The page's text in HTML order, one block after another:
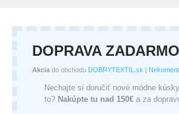
DOPRAVA
Akcia do obchodu DOBRYTEXTIL.sk |
Nechajte si doručiť nové módne
to? Nakúpte tu nad 150€a za